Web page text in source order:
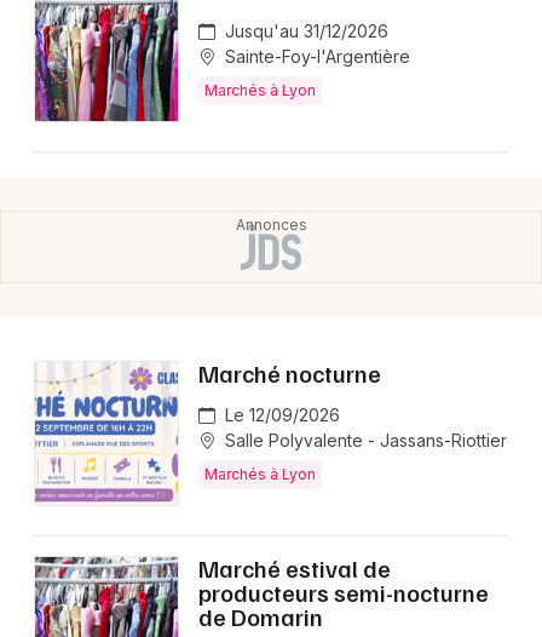
Jusqu'au 31/12/2026
Sainte-Foy-l'Argentière
Marchés à Lyon
Marché nocturne
Le 12/09/2026
Salle Polyvalente - Jassans-Riottier
Marchés à Lyon
Marché estival de
producteurs semi-nocturne
de Domarin